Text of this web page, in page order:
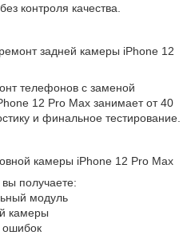
контроля качества.
задней камеры iPhone 12
телефонов с заменой
12 Pro Max занимает от 40
и финальное тестирование.
камеры iPhone 12 Pro Max
получаете:
модуль
камеры